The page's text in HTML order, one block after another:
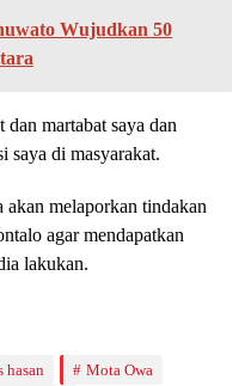
Wujudkan 50
martabat saya dan
saya di masyarakat.
akan melaporkan tindakan
agar mendapatkan
lakukan.
hasan
Mota Owa